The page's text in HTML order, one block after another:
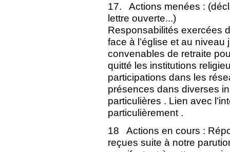
17. Actions menées :
lettre ouverte...)
Responsabilités exercées
face à l’église et au
convenables de retraite
quitté les institutions
participations dans les
présences dans diverses
particulières . Lien avec
particulièrement .
18 Actions en cours :
reçues suite à notre